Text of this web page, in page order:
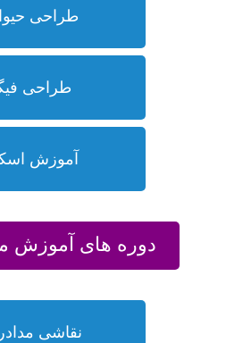
طراحی
طراحی
آموزش
دوره های آموزش
نقاشی